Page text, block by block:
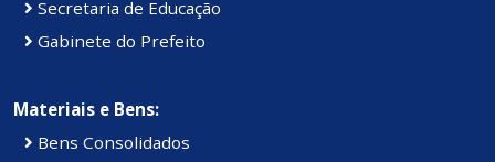
Secretaria de Educação
Gabinete do Prefeito
Materiais e Bens:
Bens Consolidados